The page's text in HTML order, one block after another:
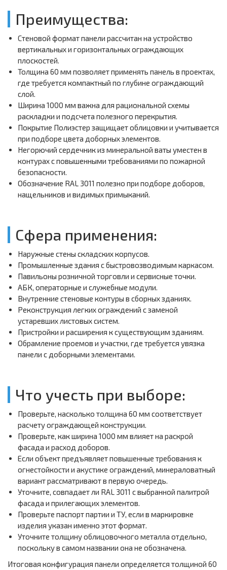
Преимущества:
Стеновой формат панели рассчитан на устройство
вертикальных и горизонтальных ограждающих
плоскостей.
Толщина 60 мм позволяет применять панель в проектах,
где требуется компактный по глубине ограждающий
слой.
Ширина 1000 мм важна для рациональной схемы
раскладки и подсчета полезного перекрытия.
Покрытие Полиэстер защищает облицовки и учитывается
при подборе цвета доборных элементов.
Негорючий сердечник из минеральной ваты уместен в
контурах с повышенными требованиями по пожарной
безопасности.
Обозначение RAL 3011 полезно при подборе доборов,
нащельников и видимых примыканий.
Сфера применения:
Наружные стены складских корпусов.
Промышленные здания с быстровозводимым каркасом.
Павильоны розничной торговли и сервисные точки.
АБК, операторные и служебные модули.
Внутренние стеновые контуры в сборных зданиях.
Реконструкция легких ограждений с заменой
устаревших листовых систем.
Пристройки и расширения к существующим зданиям.
Обрамление проемов и участки, где требуется увязка
панели с доборными элементами.
Что учесть при выборе:
Проверьте, насколько толщина 60 мм соответствует
расчету ограждающей конструкции.
Проверьте, как ширина 1000 мм влияет на раскрой
фасада и расход доборов.
Если объект предъявляет повышенные требования к
огнестойкости и акустике ограждений, минераловатный
вариант рассматривают в первую очередь.
Уточните, совпадает ли RAL 3011 с выбранной палитрой
фасада и прилегающих элементов.
Проверьте паспорт партии и ТУ, если в маркировке
изделия указан именно этот формат.
Уточните толщину облицовочного металла отдельно,
поскольку в самом названии она не обозначена.
Итоговая конфигурация панели определяется толщиной 60